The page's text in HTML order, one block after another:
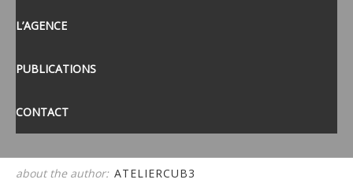
L’AGENCE
PUBLICATIONS
CONTACT
about the author: ATELIERCUB3